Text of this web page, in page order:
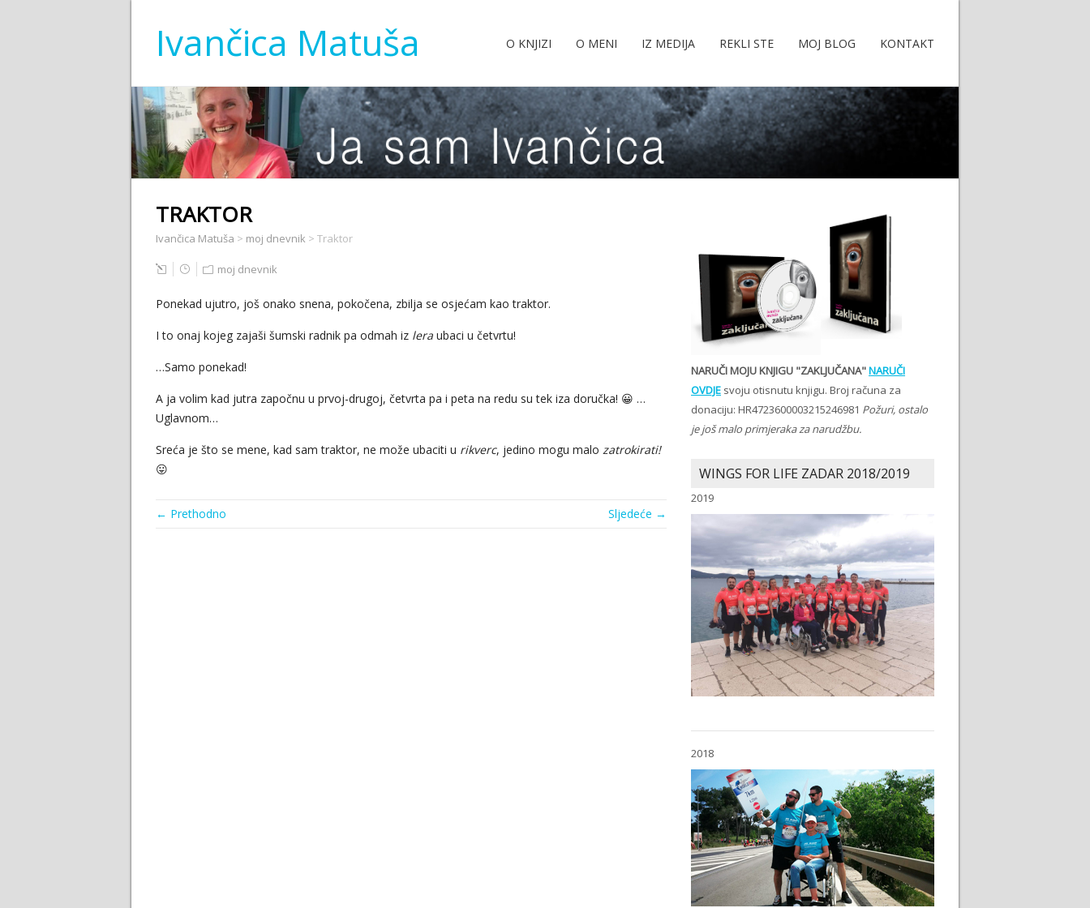
Ivančica Matuša O KNJIZI O MENI IZ MEDIJA REKLI STE MOJ BLOG KONTAKT
TRAKTOR
Ivančica Matuša > moj dnevnik > Traktor
moj dnevnik
Ponekad ujutro, još onako snena, pokočena, zbilja se osjećam kao traktor.
I to onaj kojeg zajaši šumski radnik pa odmah iz lera ubaci u četvrtu!
…Samo ponekad!
A ja volim kad jutra započnu u prvoj-drugoj, četvrta pa i peta na redu su tek iza doručka! 😀 …
Uglavnom…
Sreća je što se mene, kad sam traktor, ne može ubaciti u rikverc, jedino mogu malo zatrokirati!
😛
← Prethodno Sljedeće →
NARUČI MOJU KNJIGU "ZAKLJUČANA"NARUČI
OVDJE svoju otisnutu knjigu. Broj računa za
donaciju: HR4723600003215246981 Požuri, ostalo
je još malo primjeraka za narudžbu.
WINGS FOR LIFE ZADAR 2018/2019
2019
2018